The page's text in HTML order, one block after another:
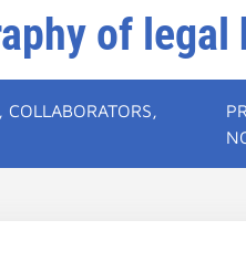
of
COLLABORATORS,